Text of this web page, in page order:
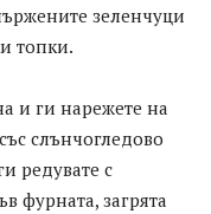
зеленчуци
топки.
и ги нарежете на
слънчогледово
редувате с
фурната, загрята